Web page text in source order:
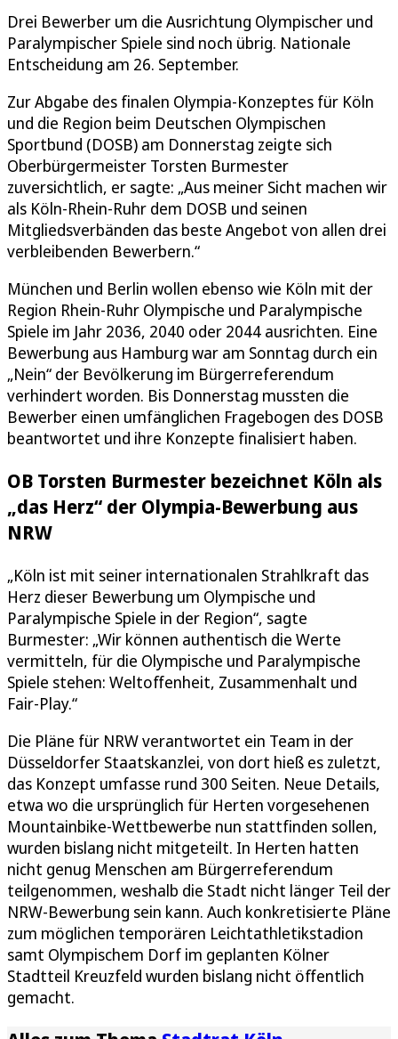
Drei Bewerber um die Ausrichtung Olympischer und
Paralympischer Spiele sind noch übrig. Nationale
Entscheidung am 26. September.
Zur Abgabe des finalen Olympia-Konzeptes für Köln
und die Region beim Deutschen Olympischen
Sportbund (DOSB) am Donnerstag zeigte sich
Oberbürgermeister Torsten Burmester
zuversichtlich, er sagte: „Aus meiner Sicht machen wir
als Köln-Rhein-Ruhr dem DOSB und seinen
Mitgliedsverbänden das beste Angebot von allen drei
verbleibenden Bewerbern.“
München und Berlin wollen ebenso wie Köln mit der
Region Rhein-Ruhr Olympische und Paralympische
Spiele im Jahr 2036, 2040 oder 2044 ausrichten. Eine
Bewerbung aus Hamburg war am Sonntag durch ein
„Nein“ der Bevölkerung im Bürgerreferendum
verhindert worden. Bis Donnerstag mussten die
Bewerber einen umfänglichen Fragebogen des DOSB
beantwortet und ihre Konzepte finalisiert haben.
OB Torsten Burmester bezeichnet Köln als
„das Herz“ der Olympia-Bewerbung aus
NRW
„Köln ist mit seiner internationalen Strahlkraft das
Herz dieser Bewerbung um Olympische und
Paralympische Spiele in der Region“, sagte
Burmester: „Wir können authentisch die Werte
vermitteln, für die Olympische und Paralympische
Spiele stehen: Weltoffenheit, Zusammenhalt und
Fair-Play.“
Die Pläne für NRW verantwortet ein Team in der
Düsseldorfer Staatskanzlei, von dort hieß es zuletzt,
das Konzept umfasse rund 300 Seiten. Neue Details,
etwa wo die ursprünglich für Herten vorgesehenen
Mountainbike-Wettbewerbe nun stattfinden sollen,
wurden bislang nicht mitgeteilt. In Herten hatten
nicht genug Menschen am Bürgerreferendum
teilgenommen, weshalb die Stadt nicht länger Teil der
NRW-Bewerbung sein kann. Auch konkretisierte Pläne
zum möglichen temporären Leichtathletikstadion
samt Olympischem Dorf im geplanten Kölner
Stadtteil Kreuzfeld wurden bislang nicht öffentlich
gemacht.